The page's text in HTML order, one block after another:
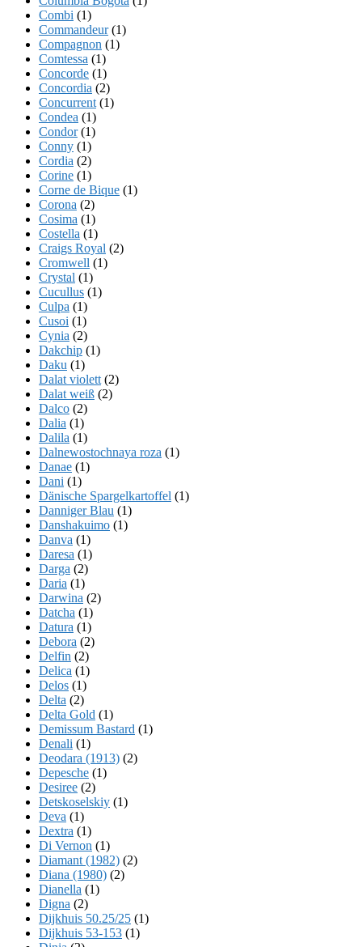
Combi (1)
Commandeur(1)
Compagnon (1)
Comtessa (1)
Concorde (1)
Concordia (2)
Concurrent (1)
Condea (1)
Condor(1)
Conny (1)
Cordia (2)
Corine (1)
Corne de Bique (1)
Corona (2)
Cosima (1)
Costella (1)
Craigs Royal (2)
Cromwell (1)
Crystal (1)
Cucullus (1)
Culpa (1)
Cusoi (1)
Cynia (2)
Dakchip (1)
Daku (1)
Dalat violett (2)
Dalat weiß (2)
Dalco (2)
Dalia (1)
Dalila (1)
Dalnewostochnaya roza (1)
Danae (1)
Dani (1)
Dänische Spargelkartoffel (1)
Danniger Blau (1)
Danshakuimo (1)
Danva (1)
Daresa (1)
Darga (2)
Daria (1)
Darwina (2)
Datcha (1)
Datura (1)
Debora (2)
Delfin (2)
Delica (1)
Delos (1)
Delta (2)
Delta Gold (1)
Demissum Bastard (1)
Denali (1)
Deodara (1913) (2)
Depesche (1)
Desiree (2)
Detskoselskiy (1)
Deva (1)
Dextra (1)
Di Vernon (1)
Diamant (1982) (2)
Diana (1980) (2)
Dianella (1)
Digna (2)
Dijkhuis 50.25/25 (1)
Dijkhuis 53-153 (1)